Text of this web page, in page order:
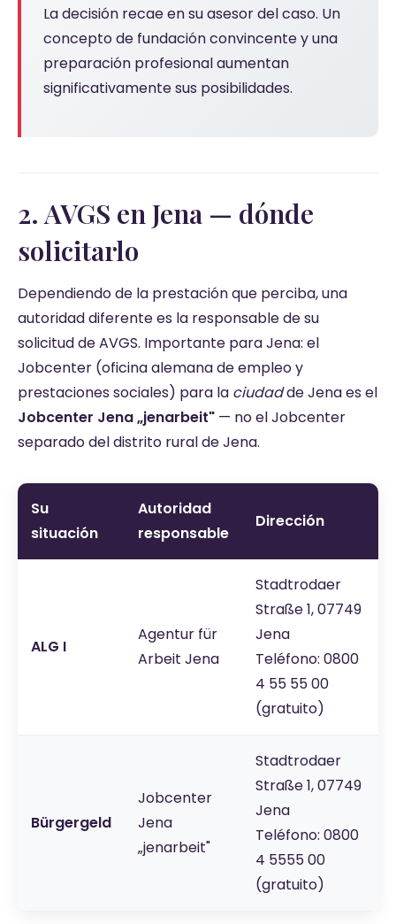
La decisión recae en su asesor del caso. Un
concepto de fundación convincente y una
preparación profesional aumentan
significativamente sus posibilidades.
2. AVGS en Jena — dónde
solicitarlo
Dependiendo de la prestación que perciba, una
autoridad diferente es la responsable de su
solicitud de AVGS. Importante para Jena: el
Jobcenter (oficina alemana de empleo y
prestaciones sociales) para la ciudadde Jena es el
Jobcenter Jena „jenarbeit" — no el Jobcenter
separado del distrito rural de Jena.
Su
situación
Autoridad
responsable
Dirección
ALG I
Agentur für
Arbeit Jena
Stadtrodaer
Straße 1, 07749
Jena
Teléfono: 0800
4 55 55 00
(gratuito)
Bürgergeld
Jobcenter
Jena
„jenarbeit"
Stadtrodaer
Straße 1, 07749
Jena
Teléfono: 0800
4 5555 00
(gratuito)